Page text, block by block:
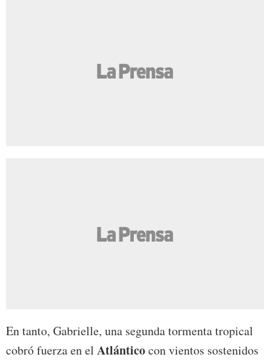
En tanto, Gabrielle, una segunda tormenta tropical
cobró fuerza en el Atlánticocon vientos sostenidos